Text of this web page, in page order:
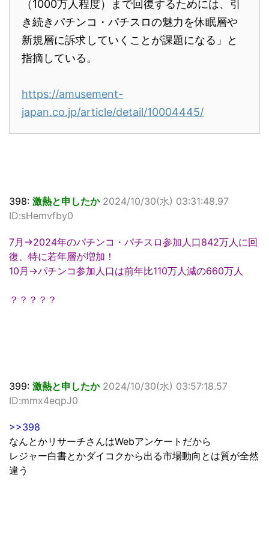
（1000万人程度）まで回復するためには、引
き続きパチンコ・パチスロの魅力を休眠層や
新規層に訴求していくことが課題になる」と
指摘している。
https://amusement-
japan.co.jp/article/detail/10004445/
398: 激熱と申したか 2024/10/30(水) 03:31:48.97
ID:sHemvfby0
7月→2024年のパチンコ・パチスロ参加人口842万人に回
復、特に若年層が増加！
10月→パチンコ参加人口は前年比110万人減の660万人
？？？？？
399: 激熱と申したか 2024/10/30(水) 03:57:18.57
ID:mmx4eqpJ0
>>398
なんとかリサーチさんはWebアンケートだから
レジャー白書とかダイコクから出る市場動向とは質が全然
違う